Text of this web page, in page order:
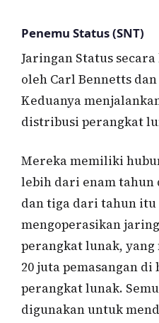
Penemu Status (SNT)
Jaringan Status
oleh Carl Bennetts
Keduanya
distribusi perangkat
Mereka memiliki
lebih dari enam tahun
dan tiga dari tahun
mengoperasikan
perangkat lunak,
20 juta pemasangan
perangkat lunak.
digunakan untuk